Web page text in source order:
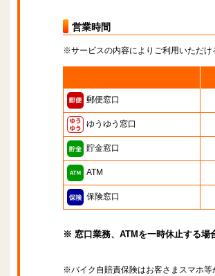
営業時間
※サービスの内容によりご利用いただ
郵便窓口
ゆうゆう窓口
貯金窓口
ATM
保険窓口
※ 窓口業務、ATMを一時休止する場
※バイク自賠責保険はお客さまスマホ